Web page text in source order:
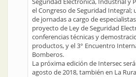
el Congreso de Seguridad
de jornadas a cargo de
proyecto de Ley de Seguridad
conferencias técnicas y
productos, y el 3° Encuentro
Bomberos.
La próxima edición de Intersec
agosto de 2018, también en La